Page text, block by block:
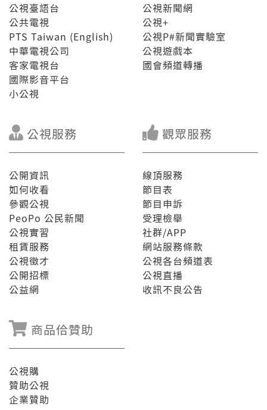
公視臺語台
公共電視
PTS Taiwan (English)
中華電視公司
客家電視台
國際影音平台
小公視
公視新聞網
公視+
公視P#新聞實驗室
公視遊戲本
國會頻道轉播
公視服務
公開資訊
如何收看
參觀公視
PeoPo 公民新聞
公視實習
租賃服務
公視徵才
公開招標
公益網
觀眾服務
線頂服務
節目表
節目申訴
受理檢舉
社群/APP
網站服務條款
公視各台頻道表
公視直播
收訊不良公告
商品佮贊助
公視購
贊助公視
企業贊助